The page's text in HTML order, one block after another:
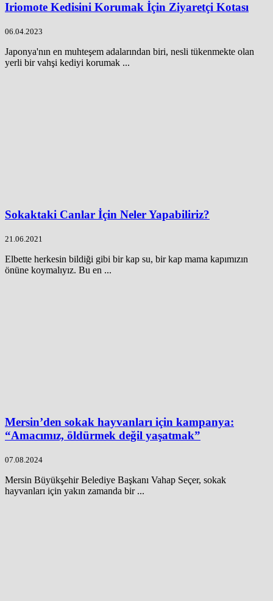
Iriomote Kedisini Korumak İçin Ziyaretçi Kotası
06.04.2023
Japonya'nın en muhteşem adalarından biri, nesli tükenmekte olan
yerli bir vahşi kediyi korumak ...
Sokaktaki Canlar İçin Neler Yapabiliriz?
21.06.2021
Elbette herkesin bildiği gibi bir kap su, bir kap mama kapımızın
önüne koymalıyız. Bu en ...
Mersin’den sokak hayvanları için kampanya:
“Amacımız, öldürmek değil yaşatmak”
07.08.2024
Mersin Büyükşehir Belediye Başkanı Vahap Seçer, sokak
hayvanları için yakın zamanda bir ...